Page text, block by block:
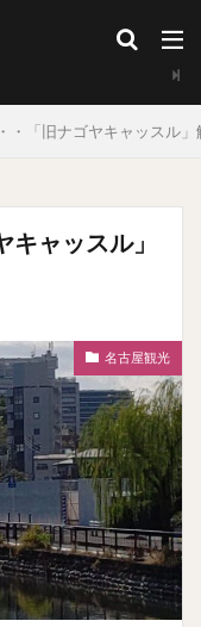
・「旧ナゴヤキャッスル
ャッスル」
名古屋観光